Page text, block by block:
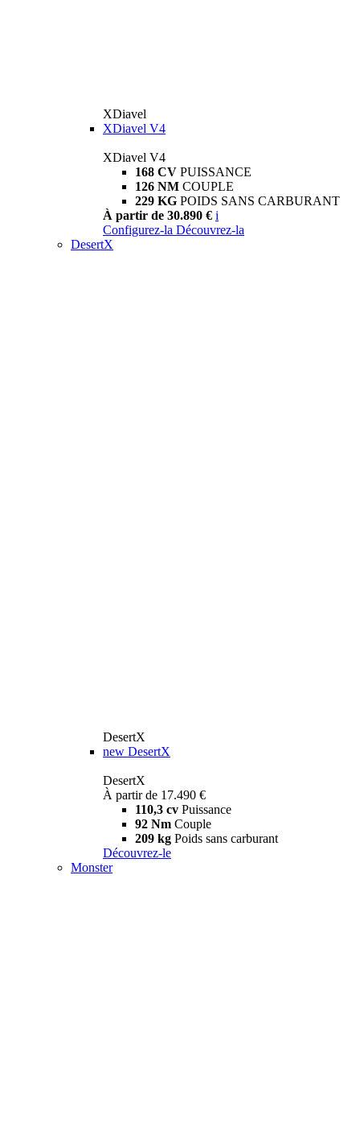
XDiavel
XDiavel V4
XDiavel V4
168 CV PUISSANCE
126 NM COUPLE
229 KG POIDS SANS CARBURANT
À partir de 30.890 € i
Configurez-la Découvrez-la
DesertX
DesertX
new DesertX
DesertX
À partir de 17.490 €
110,3 cv Puissance
92 Nm Couple
209 kg Poids sans carburant
Découvrez-le
Monster